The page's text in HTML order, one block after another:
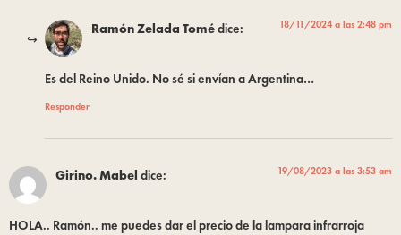
Ramón Zelada Tomédice: 18/11/2024 a las 2:48 pm
Es del Reino Unido. No sé si envían a Argentina…
Responder
Girino. Mabel dice: 19/08/2023 a las 3:53 am
HOLA.. Ramón.. me puedes dar el precio de la lampara infrarroja